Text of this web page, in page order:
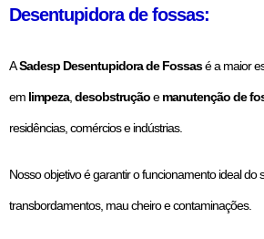
Desentupidora de fossas:
ASadesp Desentupidora de Fossasé a maior
em limpeza,desobstruçãoemanutenção de
residências, comércios e indústrias.
Nosso objetivo é garantir o funcionamento ideal do
transbordamentos, mau cheiro e contaminações.